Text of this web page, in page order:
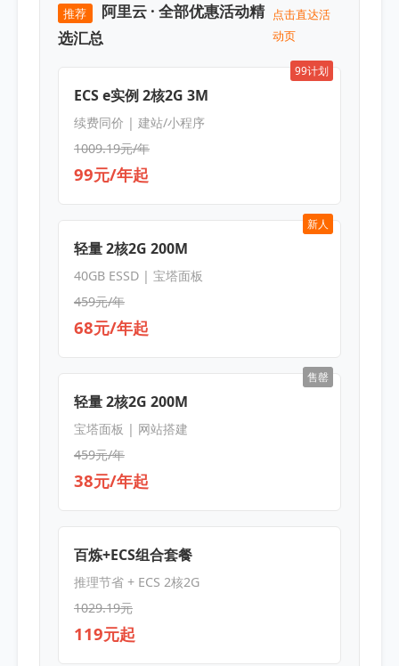
推荐
阿里云 · 全部优惠活动精
选汇总
点击直达活
动页
99计划
ECS e实例 2核2G 3M
续费同价 | 建站/小程序
1009.19元/年
99元/年起
新人
轻量 2核2G 200M
40GB ESSD | 宝塔面板
459元/年
68元/年起
售罄
轻量 2核2G 200M
宝塔面板 | 网站搭建
459元/年
38元/年起
百炼+ECS组合套餐
推理节省 + ECS 2核2G
1029.19元
119元起